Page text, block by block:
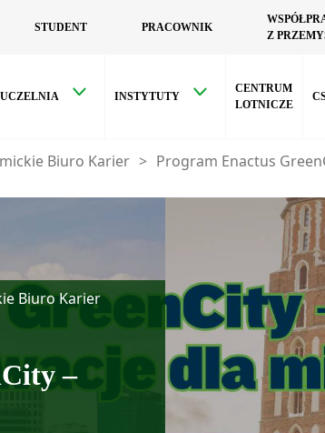
STUDENT PRACOWNIK
Z
UCZELNIA INSTYTUTY
CENTRUM
LOTNICZE
Biuro Karier > Program Enactus
Biuro Karier
–